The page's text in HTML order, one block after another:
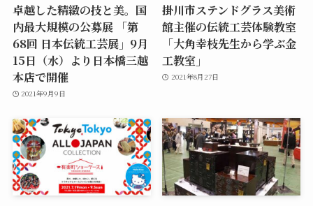
卓越した精緻の技と美。国
内最大規模の公募展 「第
68回 日本伝統工芸展」9月
15日（水）より日本橋三越
本店で開催
2021年9月9日
掛川市ステンドグラス美術
館主催の伝統工芸体験教室
「大角幸枝先生から学ぶ金
工教室」
2021年8月27日